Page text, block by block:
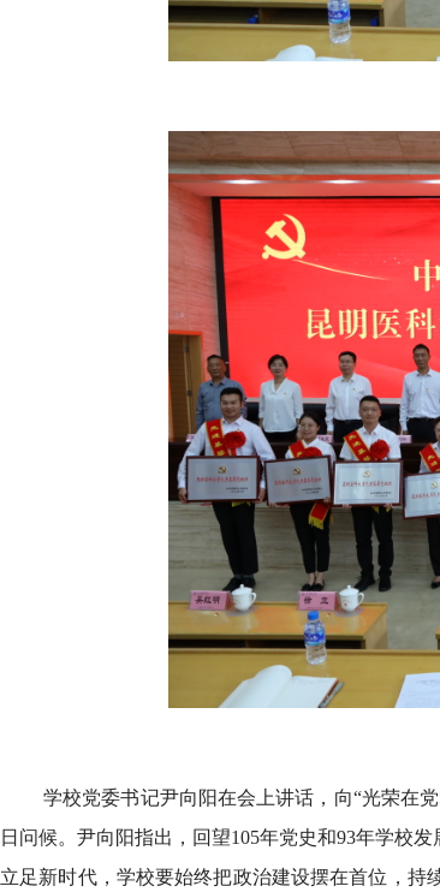
学校党委书记尹向阳在会上讲话，向“光荣在
日问候。尹向阳指出，回望105年党史和93年学校
立足新时代，学校要始终把政治建设摆在首位，持